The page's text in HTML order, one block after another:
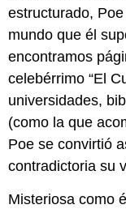
estructurado,
mundo que él
encontramos
celebérrimo “El
universidades,
(como la que
Poe se convirtió
contradictoria su
Misteriosa como